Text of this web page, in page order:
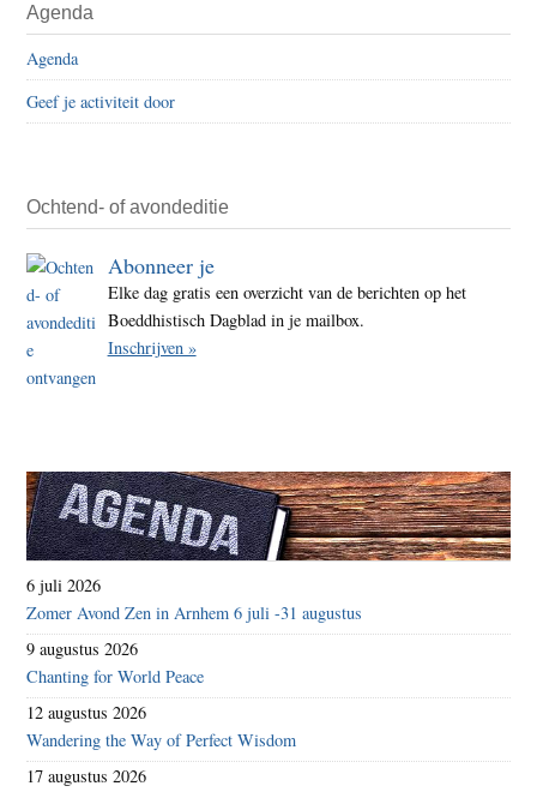
Agenda
Agenda
Geef je activiteit door
Ochtend- of avondeditie
Abonneer je
Elke dag gratis een overzicht van de berichten op het
Boeddhistisch Dagblad in je mailbox.
Inschrijven »
6 juli 2026
Zomer Avond Zen in Arnhem 6 juli -31 augustus
9 augustus 2026
Chanting for World Peace
12 augustus 2026
Wandering the Way of Perfect Wisdom
17 augustus 2026